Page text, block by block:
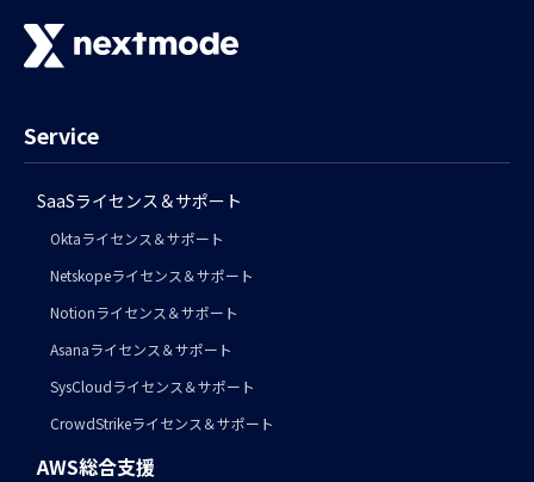
Service
SaaSライセンス＆サポート
Oktaライセンス＆サポート
Netskopeライセンス＆サポート
Notionライセンス＆サポート
Asanaライセンス＆サポート
SysCloudライセンス＆サポート
CrowdStrikeライセンス＆サポート
AWS総合支援